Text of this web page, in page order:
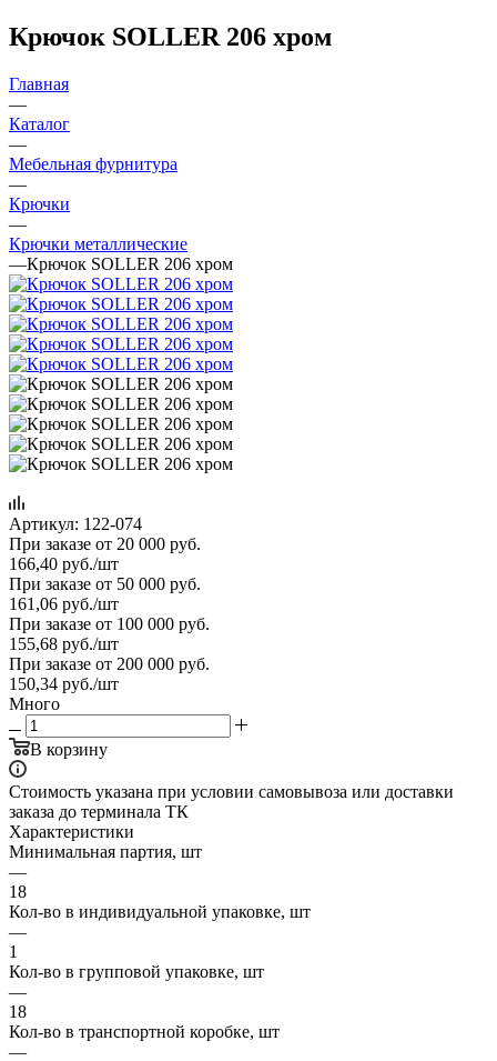
Крючок SOLLER 206 хром
Главная
—
Каталог
—
Мебельная фурнитура
—
Крючки
—
Крючки металлические
—Крючок SOLLER 206 хром
Артикул: 122-074
При заказе от 20 000 руб.
166,40 руб./шт
При заказе от 50 000 руб.
161,06 руб./шт
При заказе от 100 000 руб.
155,68 руб./шт
При заказе от 200 000 руб.
150,34 руб./шт
Много
В корзину
Стоимость указана при условии самовывоза или доставки
заказа до терминала ТК
Характеристики
Минимальная партия, шт
—
18
Кол-во в индивидуальной упаковке, шт
—
1
Кол-во в групповой упаковке, шт
—
18
Кол-во в транспортной коробке, шт
—